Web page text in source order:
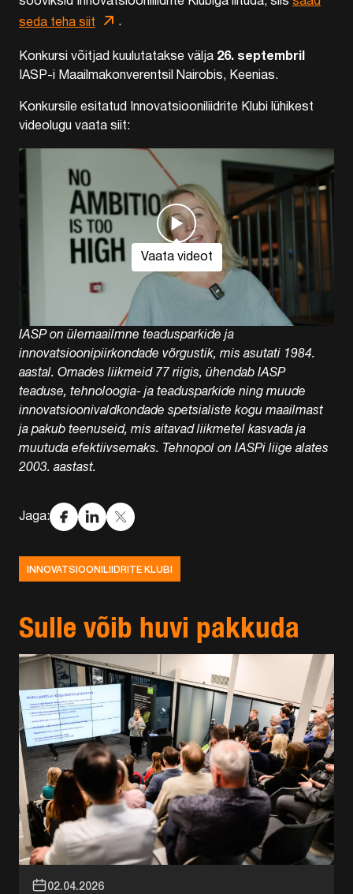
seda teha siit
.
Konkursi võitjad kuulutatakse välja 26. septembril
IASP-i Maailmakonverentsil Nairobis, Keenias.
Konkursile esitatud Innovatsiooniliidrite Klubi lühikest
videolugu vaata siit:
Vaata videot
IASP on ülemaailmne teadusparkide ja
innovatsioonipiirkondade võrgustik, mis asutati 1984.
aastal. Omades liikmeid 77 riigis, ühendab IASP
teaduse, tehnoloogia- ja teadusparkide ning muude
innovatsioonivaldkondade spetsialiste kogu maailmast
ja pakub teenuseid, mis aitavad liikmetel kasvada ja
muutuda efektiivsemaks. Tehnopol on IASPi liige alates
2003. aastast.
Jaga:
INNOVATSIOONILIIDRITE KLUBI
Sulle võib huvi pakkuda
02.04.2026